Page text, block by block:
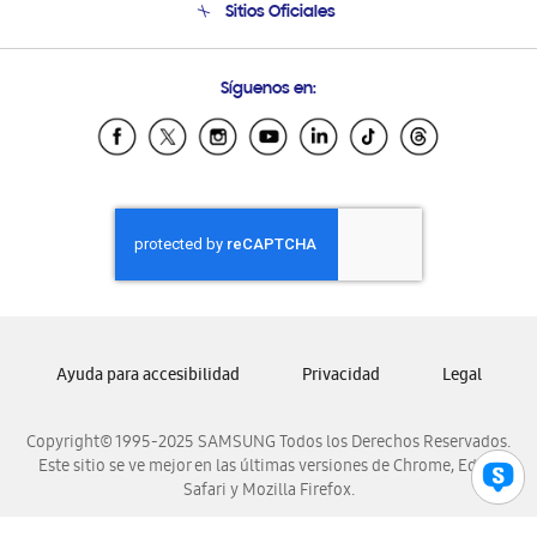
Soporte vía eMail
Sitios Oficiales
Samsung Ecuador
Samsung El Salvador
Samsung Honduras
Samsung Nicaragua
Samsung Panamá
Samsung Venezuela
Síguenos en:
Copyright© 1995-2025 SAMSUNG Todos los Derechos Reservados.
Este sitio se ve mejor en las últimas versiones de Chrome, Edge,
Safari y Mozilla Firefox.
Ayuda para accesibilidad Privacidad Legal